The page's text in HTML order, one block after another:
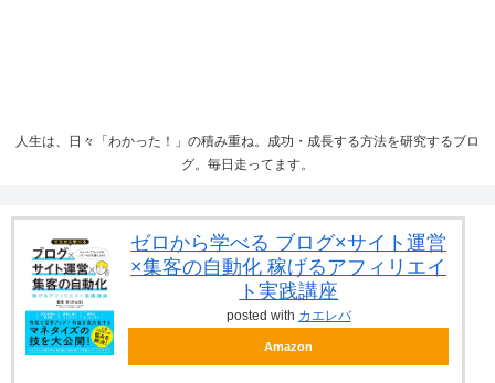
人生は、日々「わかった！」の積み重ね。成功・成長する方法を研究するブロ
グ。毎日走ってます。
ゼロから学べる ブログ×サイト運営
×集客の自動化 稼げるアフィリエイ
ト実践講座
posted with カエレバ
Amazon